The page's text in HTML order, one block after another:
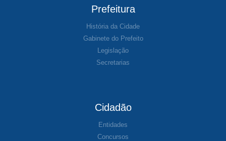
Prefeitura
História da Cidade
Gabinete do Prefeito
Legislação
Secretarias
Cidadão
Entidades
Concursos